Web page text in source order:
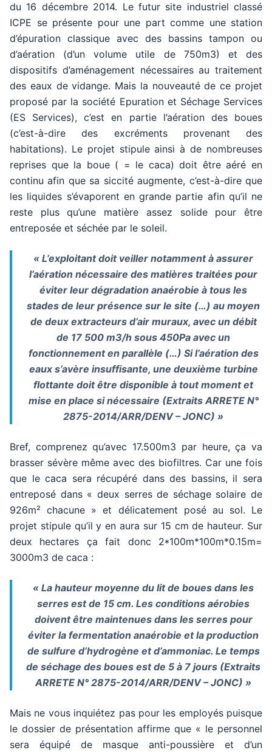
du 16 décembre 2014. Le futur site industriel classé
ICPE se présente pour une part comme une station
d’épuration classique avec des bassins tampon ou
d’aération (d’un volume utile de 750m3) et des
dispositifs d’aménagement nécessaires au traitement
des eaux de vidange. Mais la nouveauté de ce projet
proposé par la société Epuration et Séchage Services
(ES Services), c’est en partie l’aération des boues
(c’est-à-dire des excréments provenant des
habitations). Le projet stipule ainsi à de nombreuses
reprises que la boue ( = le caca) doit être aéré en
continu afin que sa siccité augmente, c’est-à-dire que
les liquides s’évaporent en grande partie afin qu’il ne
reste plus qu’une matière assez solide pour être
entreposée et séchée par le soleil.
« L’exploitant doit veiller notamment à assurer
l’aération nécessaire des matières traitées pour
éviter leur dégradation anaérobie à tous les
stades de leur présence sur le site (…) au moyen
de deux extracteurs d’air muraux, avec un débit
de 17 500 m3/h sous 450Pa avec un
fonctionnement en parallèle (…) Si l’aération des
eaux s’avère insuffisante, une deuxième turbine
flottante doit être disponible à tout moment et
mise en place si nécessaire (Extraits ARRETE N°
2875-2014/ARR/DENV – JONC) »
Bref, comprenez qu’avec 17.500m3 par heure, ça va
brasser sévère même avec des biofiltres. Car une fois
que le caca sera récupéré dans des bassins, il sera
entreposé dans « deux serres de séchage solaire de
926m² chacune » et délicatement posé au sol. Le
projet stipule qu’il y en aura sur 15 cm de hauteur. Sur
deux hectares ça fait donc 2*100m*100m*0.15m=
3000m3 de caca :
« La hauteur moyenne du lit de boues dans les
serres est de 15 cm. Les conditions aérobies
doivent être maintenues dans les serres pour
éviter la fermentation anaérobie et la production
de sulfure d’hydrogène et d’ammoniac. Le temps
de séchage des boues est de 5 à 7 jours (Extraits
ARRETE N° 2875-2014/ARR/DENV – JONC) »
Mais ne vous inquiétez pas pour les employés puisque
le dossier de présentation affirme que « le personnel
sera équipé de masque anti-poussière et d’un